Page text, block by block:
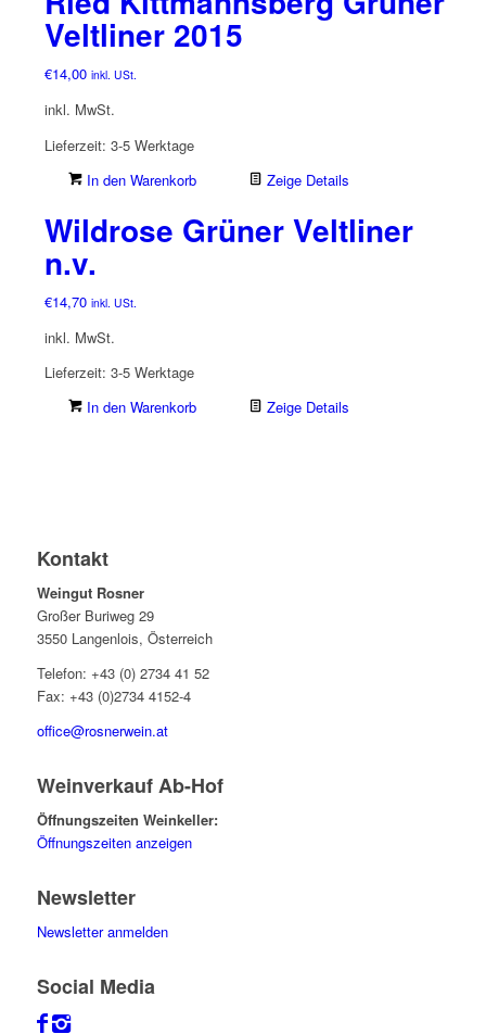
Veltliner 2015
€14,00 inkl. USt.
inkl. MwSt.
Lieferzeit: 3-5 Werktage
In den Warenkorb
Zeige Details
Wildrose Grüner Veltliner
n.v.
€14,70 inkl. USt.
inkl. MwSt.
Lieferzeit: 3-5 Werktage
In den Warenkorb
Zeige Details
Kontakt
Weingut Rosner
Großer Buriweg 29
3550 Langenlois, Österreich
Telefon: +43 (0) 2734 41 52
Fax: +43 (0)2734 4152-4
office@rosnerwein.at
Weinverkauf Ab-Hof
Öffnungszeiten Weinkeller:
Öffnungszeiten anzeigen
Newsletter
Newsletter anmelden
Social Media